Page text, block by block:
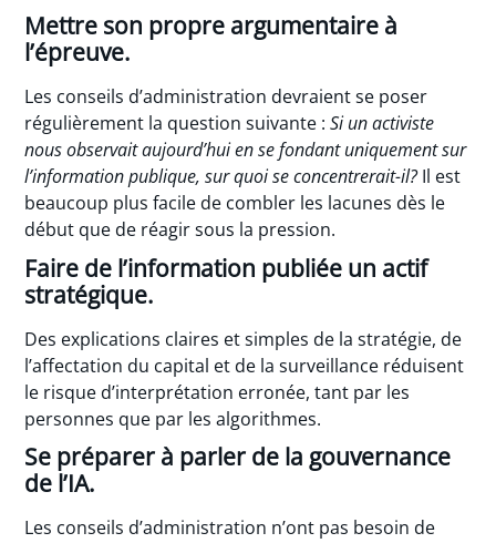
Mettre son propre argumentaire à
l’épreuve.
Les conseils d’administration devraient se poser
régulièrement la question suivante :Si un activiste
nous observait aujourd’hui en se fondant uniquement sur
l’information publique, sur quoi se concentrerait-il?Il est
beaucoup plus facile de combler les lacunes dès le
début que de réagir sous la pression.
Faire de l’information publiée un actif
stratégique.
Des explications claires et simples de la stratégie, de
l’affectation du capital et de la surveillance réduisent
le risque d’interprétation erronée, tant par les
personnes que par les algorithmes.
Se préparer à parler de la gouvernance
de l’IA.
Les conseils d’administration n’ont pas besoin de